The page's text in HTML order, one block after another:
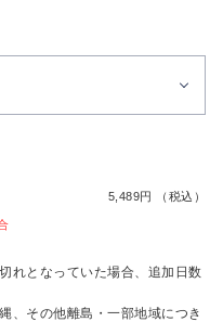
5,489円 （税込）
れとなっていた場合、追加日数
、その他離島・一部地域につき